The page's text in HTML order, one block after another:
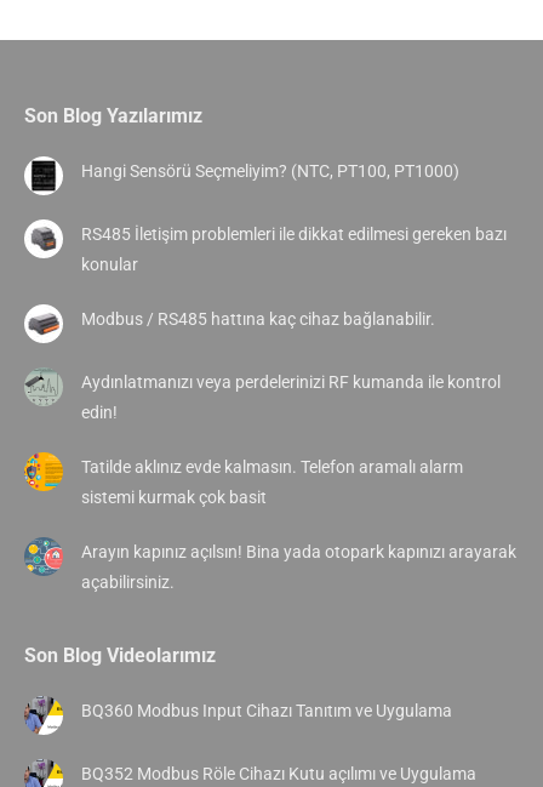
Son Blog Yazılarımız
Hangi Sensörü Seçmeliyim? (NTC, PT100, PT1000)
RS485 İletişim problemleri ile dikkat edilmesi gereken bazı
konular
Modbus / RS485 hattına kaç cihaz bağlanabilir.
Aydınlatmanızı veya perdelerinizi RF kumanda ile kontrol
edin!
Tatilde aklınız evde kalmasın. Telefon aramalı alarm
sistemi kurmak çok basit
Arayın kapınız açılsın! Bina yada otopark kapınızı arayarak
açabilirsiniz.
Son Blog Videolarımız
BQ360 Modbus Input Cihazı Tanıtım ve Uygulama
BQ352 Modbus Röle Cihazı Kutu açılımı ve Uygulama